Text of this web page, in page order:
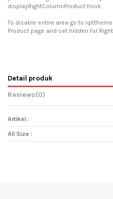
displayRightColumnProduct hook.
To disable entire area go to
Product page and set hidden for
Detail produk
Reviews(0)
Artikel :
All Size :